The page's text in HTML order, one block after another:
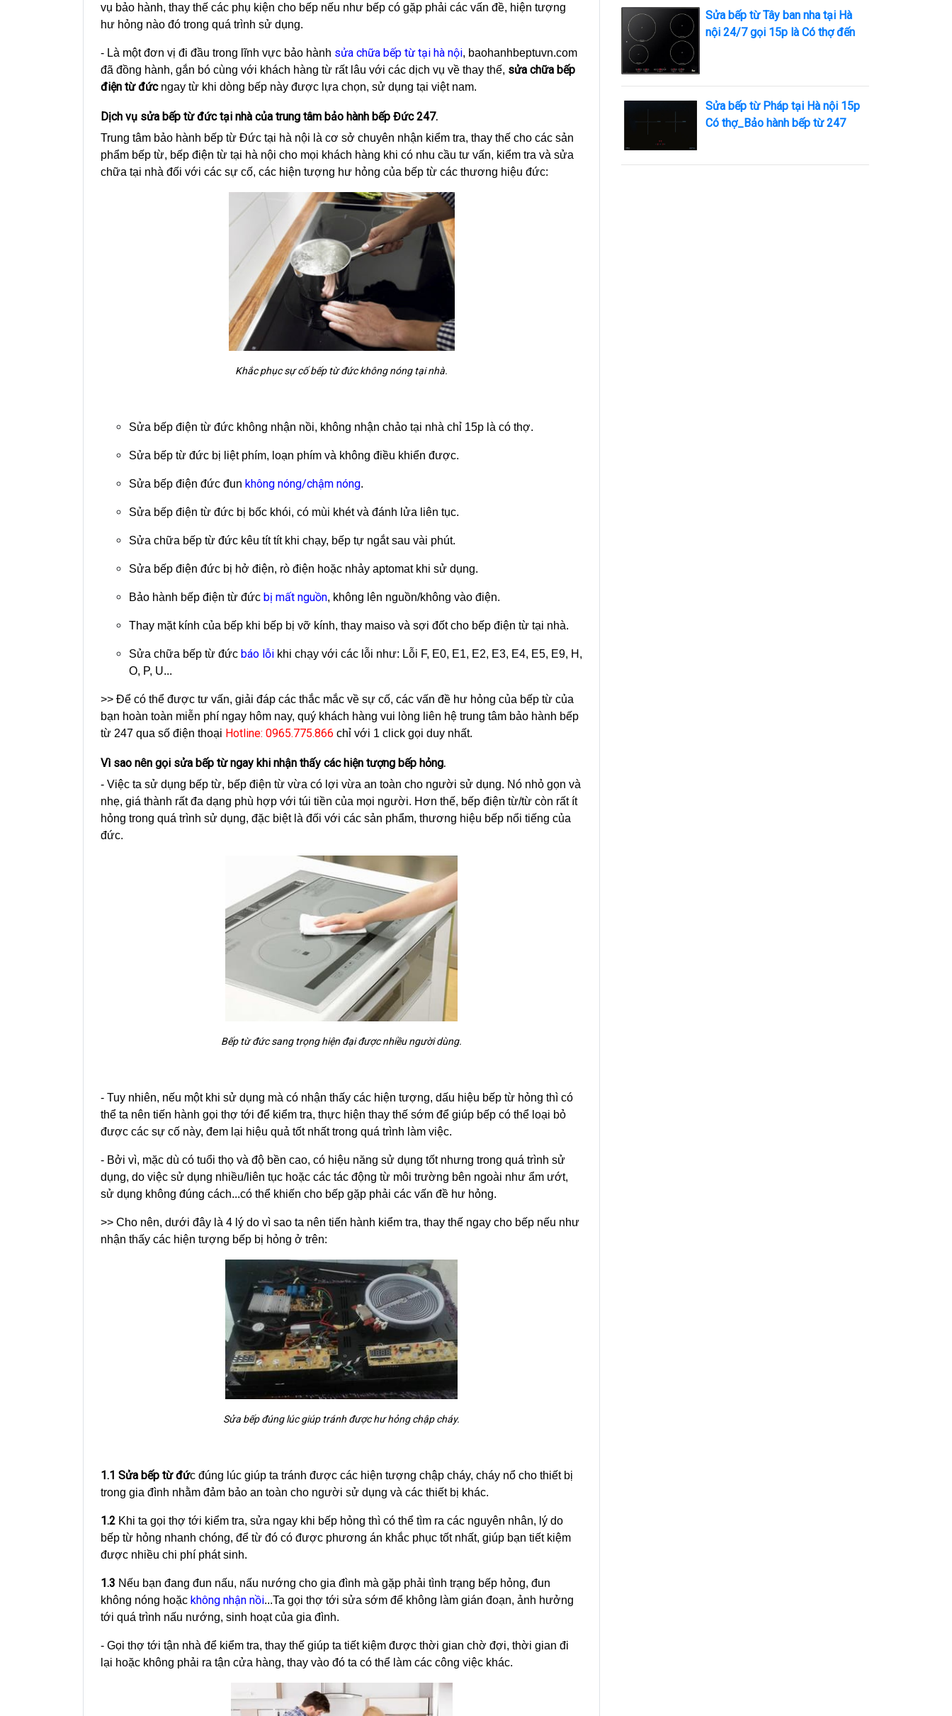
vụ bảo hành, thay thế các phụ kiện cho bếp nếu như bếp có gặp phải các vấn đề, hiện tượng
hư hỏng nào đó trong quá trình sử dụng.
- Là một đơn vị đi đầu trong lĩnh vực bảo hành sửa chữa bếp từ tại hà nội, baohanhbeptuvn.com
đã đồng hành, gắn bó cùng với khách hàng từ rất lâu với các dịch vụ về thay thế, sửa chữa bếp
điện từ đứcngay từ khi dòng bếp này được lựa chọn, sử dụng tại việt nam.
Dịch vụ sửa bếp từ đức tại nhà của trung tâm bảo hành bếp Đức 247.
Trung tâm bảo hành bếp từ Đức tại hà nội là cơ sở chuyên nhận kiểm tra, thay thế cho các sản
phẩm bếp từ, bếp điện từ tại hà nội cho mọi khách hàng khi có nhu cầu tư vấn, kiểm tra và sửa
chữa tại nhà đối với các sự cố, các hiện tượng hư hỏng của bếp từ các thương hiệu đức:
Khắc phục sự cố bếp từ đức không nóng tại nhà.
Sửa bếp điện từ đức không nhận nồi, không nhận chảo tại nhà chỉ 15p là có thợ.
Sửa bếp từ đức bị liệt phím, loạn phím và không điều khiển được.
Sửa bếp điện đức đun không nóng/chậm nóng.
Sửa bếp điện từ đức bị bốc khói, có mùi khét và đánh lửa liên tục.
Sửa chữa bếp từ đức kêu tít tít khi chạy, bếp tự ngắt sau vài phút.
Sửa bếp điện đức bị hở điện, rò điện hoặc nhảy aptomat khi sử dụng.
Bảo hành bếp điện từ đức bị mất nguồn, không lên nguồn/không vào điện.
Thay mặt kính của bếp khi bếp bị vỡ kính, thay maiso và sợi đốt cho bếp điện từ tại nhà.
Sửa chữa bếp từ đức báo lỗi khi chạy với các lỗi như: Lỗi F, E0, E1, E2, E3, E4, E5, E9, H,
O, P, U...
>> Để có thể được tư vấn, giải đáp các thắc mắc về sự cố, các vấn đề hư hỏng của bếp từ của
bạn hoàn toàn miễn phí ngay hôm nay, quý khách hàng vui lòng liên hệ trung tâm bảo hành bếp
từ 247 qua số điện thoại Hotline: 0965.775.866 chỉ với 1 click gọi duy nhất.
Vì sao nên gọi sửa bếp từ ngay khi nhận thấy các hiện tượng bếp hỏng.
- Việc ta sử dụng bếp từ, bếp điện từ vừa có lợi vừa an toàn cho người sử dụng. Nó nhỏ gọn và
nhẹ, giá thành rất đa dạng phù hợp với túi tiền của mọi người. Hơn thế, bếp điện từ/từ còn rất ít
hỏng trong quá trình sử dụng, đặc biệt là đối với các sản phẩm, thương hiệu bếp nổi tiếng của
đức.
Bếp từ đức sang trọng hiện đại được nhiều người dùng.
- Tuy nhiên, nếu một khi sử dụng mà có nhận thấy các hiện tượng, dấu hiệu bếp từ hỏng thì có
thể ta nên tiến hành gọi thợ tới để kiểm tra, thực hiện thay thế sớm để giúp bếp có thể loại bỏ
được các sự cố này, đem lại hiệu quả tốt nhất trong quá trình làm việc.
- Bởi vì, mặc dù có tuổi thọ và độ bền cao, có hiệu năng sử dụng tốt nhưng trong quá trình sử
dụng, do việc sử dụng nhiều/liên tục hoặc các tác động từ môi trường bên ngoài như ẩm ướt,
sử dụng không đúng cách...có thể khiến cho bếp gặp phải các vấn đề hư hỏng.
>> Cho nên, dưới đây là 4 lý do vì sao ta nên tiến hành kiểm tra, thay thế ngay cho bếp nếu như
nhận thấy các hiện tượng bếp bị hỏng ở trên:
Sửa bếp đúng lúc giúp tránh được hư hỏng chập cháy.
1.1 Sửa bếp từ đức đúng lúc giúp ta tránh được các hiện tượng chập cháy, cháy nổ cho thiết bị
trong gia đình nhằm đảm bảo an toàn cho người sử dụng và các thiết bị khác.
1.2 Khi ta gọi thợ tới kiểm tra, sửa ngay khi bếp hỏng thì có thể tìm ra các nguyên nhân, lý do
bếp từ hỏng nhanh chóng, để từ đó có được phương án khắc phục tốt nhất, giúp bạn tiết kiệm
được nhiều chi phí phát sinh.
1.3 Nếu bạn đang đun nấu, nấu nướng cho gia đình mà gặp phải tình trạng bếp hỏng, đun
không nóng hoặc không nhận nồi...Ta gọi thợ tới sửa sớm để không làm gián đoạn, ảnh hưởng
tới quá trình nấu nướng, sinh hoạt của gia đình.
- Gọi thợ tới tận nhà để kiểm tra, thay thế giúp ta tiết kiệm được thời gian chờ đợi, thời gian đi
lại hoặc không phải ra tận cửa hàng, thay vào đó ta có thể làm các công việc khác.
Sửa bếp từ Tây ban nha tại Hà
nội 24/7 gọi 15p là Có thợ đến
Sửa bếp từ Pháp tại Hà nội 15p
Có thợ_Bảo hành bếp từ 247